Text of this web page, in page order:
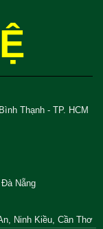
Thạnh - TP. HCM
Nẵng
Ninh Kiều, Cần Thơ